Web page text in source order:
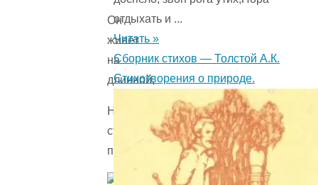
Он
живёт
на
длинной,
На
стальной
пружинке.
отдыхать и ...
Читать »
Сборник стихов — Толстой А.К.
Стихотворения о природе.